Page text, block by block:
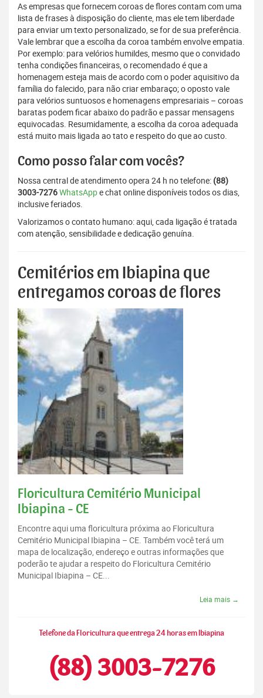
As empresas que fornecem coroas de flores contam com uma
lista de frases à disposição do cliente, mas ele tem liberdade
para enviar um texto personalizado, se for de sua preferência.
Vale lembrar que a escolha da coroa também envolve empatia.
Por exemplo: para velórios humildes, mesmo que o convidado
tenha condições financeiras, o recomendado é que a
homenagem esteja mais de acordo com o poder aquisitivo da
família do falecido, para não criar embaraço; o oposto vale
para velórios suntuosos e homenagens empresariais – coroas
baratas podem ficar abaixo do padrão e passar mensagens
equivocadas. Resumidamente, a escolha da coroa adequada
está muito mais ligada ao tato e respeito do que ao custo.
Como posso falar com vocês?
Nossa central de atendimento opera 24 h no telefone: (88)
3003-7276WhatsAppe chat online disponíveis todos os dias,
inclusive feriados.
Valorizamos o contato humano: aqui, cada ligação é tratada
com atenção, sensibilidade e dedicação genuína.
Cemitérios em Ibiapina que
entregamos coroas de flores
Floricultura Cemitério Municipal
Ibiapina - CE
Encontre aqui uma floricultura próxima ao Floricultura
Cemitério Municipal Ibiapina – CE. Também você terá um
mapa de localização, endereço e outras informações que
poderão te ajudar a respeito do Floricultura Cemitério
Municipal Ibiapina – CE...
Leia mais →
Telefone da Floricultura que entrega 24 horas em Ibiapina
(88) 3003-7276